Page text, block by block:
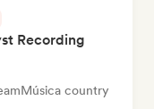
Recording
Música country